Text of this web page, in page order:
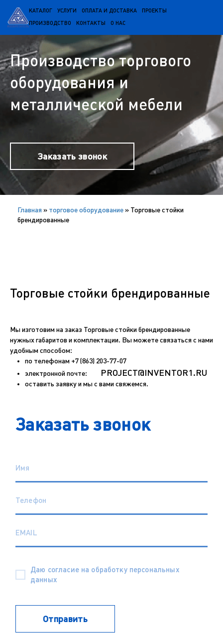
КАТАЛОГ УСЛУГИ ОПЛАТА И ДОСТАВКА ПРОЕКТЫ
ПРОИЗВОДСТВО КОНТАКТЫ О НАС
Производство торгового
оборудования и
металлической мебели
Заказать звонок
Главная » торговое оборудование » Торговые стойки
брендированные
Торговые стойки брендированные
Мы изготовим на заказ Торговые стойки брендированные
нужных габаритов и комплектации. Вы можете связаться с нами
удобным способом:
по телефонам +7 (863) 203-77-07
электронной почте:
PROJECT@INVENTOR1.RU
оставить заявку и мы с вами свяжемся.
Заказать звонок
Даю согласие на обработку персональных
данных